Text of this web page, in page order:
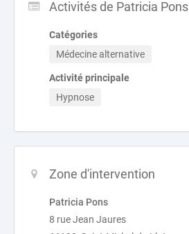
Activités de Patricia Pons
Catégories
Médecine alternative
Activité principale
Hypnose
Zone d'intervention
Patricia Pons
8 rue Jean Jaures